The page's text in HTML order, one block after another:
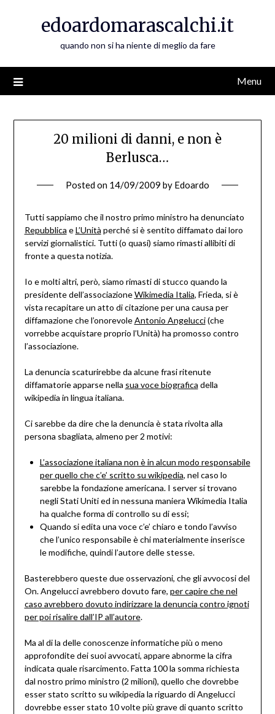
edoardomarascalchi.it
quando non si ha niente di meglio da fare
Menu
20 milioni di danni, e non è
Berlusca…
Posted on 14/09/2009 by Edoardo
Tutti sappiamo che il nostro primo ministro ha denunciato
Repubblica eL’Unità perché si è sentito diffamato dai loro
servizi giornalistici. Tutti (o quasi) siamo rimasti allibiti di
fronte a questa notizia.
Io e molti altri, però, siamo rimasti di stucco quando la
presidente dell’associazioneWikimedia Italia, Frieda, si è
vista recapitare un atto di citazione per una causa per
diffamazione che l’onorevoleAntonio Angelucci(che
vorrebbe acquistare proprio l’Unità) ha promosso contro
l’associazione.
La denuncia scaturirebbe da alcune frasi ritenute
diffamatorie apparse nella sua voce biografica della
wikipedia in lingua italiana.
Ci sarebbe da dire che la denuncia è stata rivolta alla
persona sbagliata, almeno per 2 motivi:
L’associazione italiana non è in alcun modo responsabile
per quello che c’e’ scritto su wikipedia, nel caso lo
sarebbe la fondazione americana. I server si trovano
negli Stati Uniti ed in nessuna maniera Wikimedia Italia
ha qualche forma di controllo su di essi;
Quando si edita una voce c’e’ chiaro e tondo l’avviso
che l’unico responsabile è chi materialmente inserisce
le modifiche, quindi l’autore delle stesse.
Basterebbero queste due osservazioni, che gli avvocosi del
On. Angelucci avrebbero dovuto fare, per capire che nel
caso avrebbero dovuto indirizzare la denuncia contro ignoti
per poi risalire dall’IP all’autore.
Ma al di la delle conoscenze informatiche più o meno
approfondite dei suoi avvocati, appare abnorme la cifra
indicata quale risarcimento. Fatta 100 la somma richiesta
dal nostro primo ministro (2 milioni), quello che dovrebbe
esser stato scritto su wikipedia la riguardo di Angelucci
dovrebbe esser stato 10 volte più grave di quanto scritto